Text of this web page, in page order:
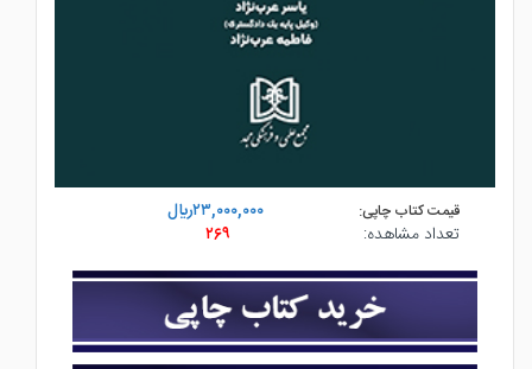
قیمت کتاب چاپی:
۲۳,۰۰۰,۰۰۰ريال
تعداد مشاهده:
۲۶۹